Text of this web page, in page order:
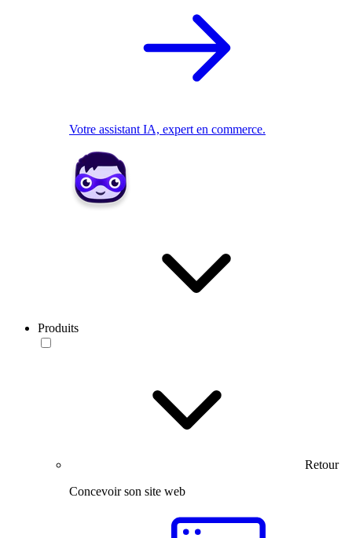
Votre assistant IA, expert en commerce.
Produits
Retour
Concevoir son site web